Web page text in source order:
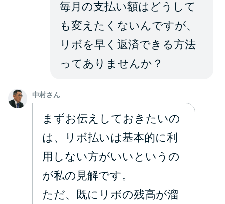
ブラックでもお金を借りるに
は？3つの判断基準と工面法
アコムはブラックでも審査に通
アコムとレイクどっちがいい
の？ カードローンの選び方を徹
底解説！
プロミスの返済方法を徹底解
説！ もっとも便利でお得な返済
毎月の支払い額はどうして
も変えたくないんですが、
リボを早く返済できる方法
ってありませんか？
中村さん
まずお伝えしておきたいの
は、リボ払いは基本的に利
用しない方がいいというの
が私の見解です。
ただ、既にリボの残高が溜